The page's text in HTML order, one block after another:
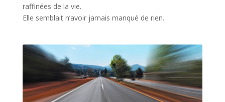
raffinées de la vie.
Elle semblait n’avoir jamais manqué de rien.